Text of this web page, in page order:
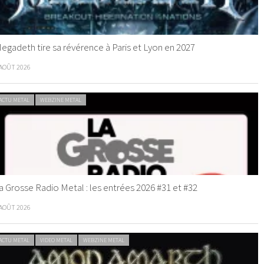
tire sa révérence à Paris et Lyon en 2027
2026
METAL WEBZINE METAL
Grosse Radio Metal : les entrées 2026 #31 et #32
2026
METAL VIDEO METAL WEBZINE METAL